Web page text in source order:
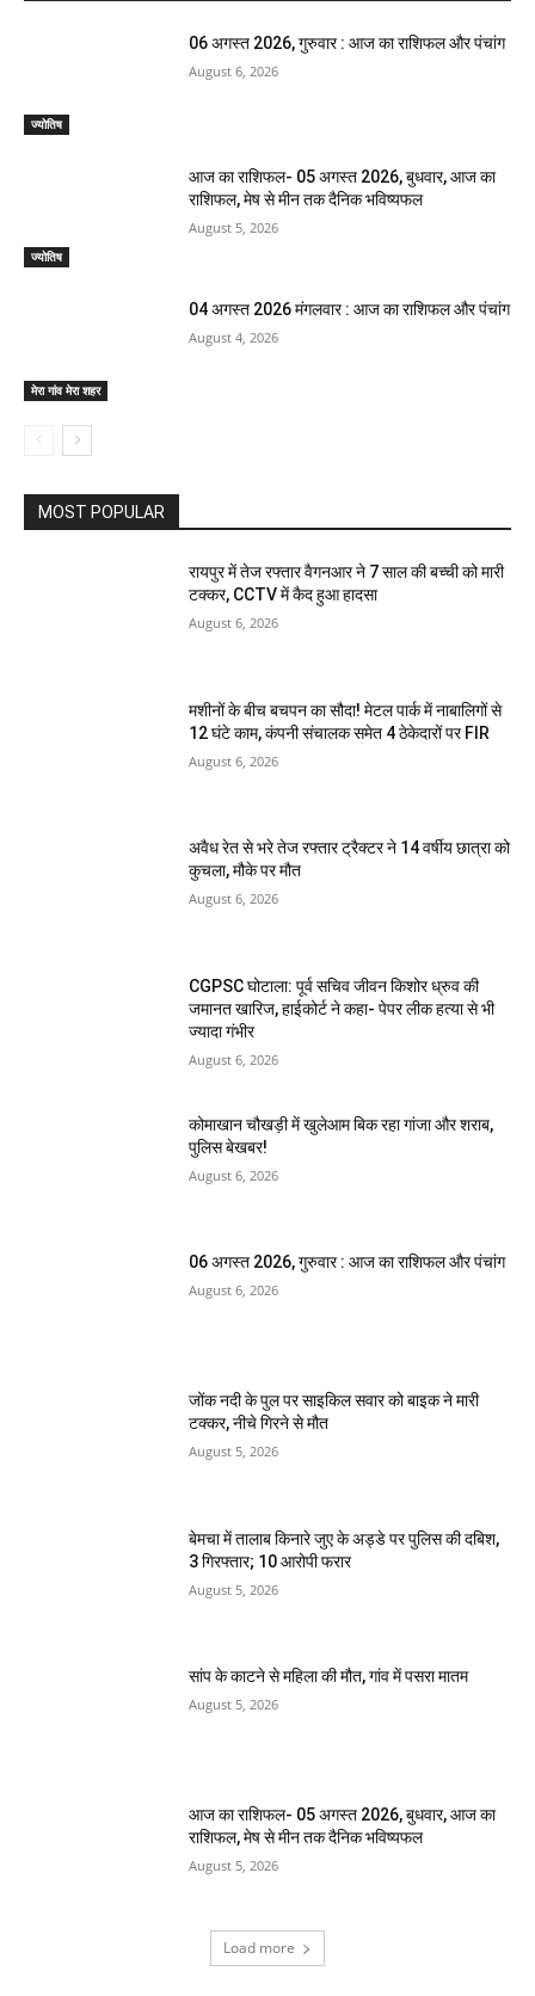
ज्योतिष
06 अगस्त 2026, गुरुवार : आज का राशिफल और पंचांग
August 6, 2026
ज्योतिष
आज का राशिफल- 05 अगस्त 2026, बुधवार, आज का
राशिफल, मेष से मीन तक दैनिक भविष्यफल
August 5, 2026
मेरा गांव मेरा शहर
04 अगस्त 2026 मंगलवार : आज का राशिफल और पंचांग
August 4, 2026
MOST POPULAR
रायपुर में तेज रफ्तार वैगनआर ने 7 साल की बच्ची को मारी
टक्कर, CCTV में कैद हुआ हादसा
August 6, 2026
मशीनों के बीच बचपन का सौदा! मेटल पार्क में नाबालिगों से
12 घंटे काम, कंपनी संचालक समेत 4 ठेकेदारों पर FIR
August 6, 2026
अवैध रेत से भरे तेज रफ्तार ट्रैक्टर ने 14 वर्षीय छात्रा को
कुचला, मौके पर मौत
August 6, 2026
CGPSC घोटाला: पूर्व सचिव जीवन किशोर ध्रुव की
जमानत खारिज, हाईकोर्ट ने कहा- पेपर लीक हत्या से भी
ज्यादा गंभीर
August 6, 2026
कोमाखान चौखड़ी में खुलेआम बिक रहा गांजा और शराब,
पुलिस बेखबर!
August 6, 2026
06 अगस्त 2026, गुरुवार : आज का राशिफल और पंचांग
August 6, 2026
जोंक नदी के पुल पर साइकिल सवार को बाइक ने मारी
टक्कर, नीचे गिरने से मौत
August 5, 2026
बेमचा में तालाब किनारे जुए के अड्डे पर पुलिस की दबिश,
3 गिरफ्तार; 10 आरोपी फरार
August 5, 2026
सांप के काटने से महिला की मौत, गांव में पसरा मातम
August 5, 2026
आज का राशिफल- 05 अगस्त 2026, बुधवार, आज का
राशिफल, मेष से मीन तक दैनिक भविष्यफल
August 5, 2026
Load more